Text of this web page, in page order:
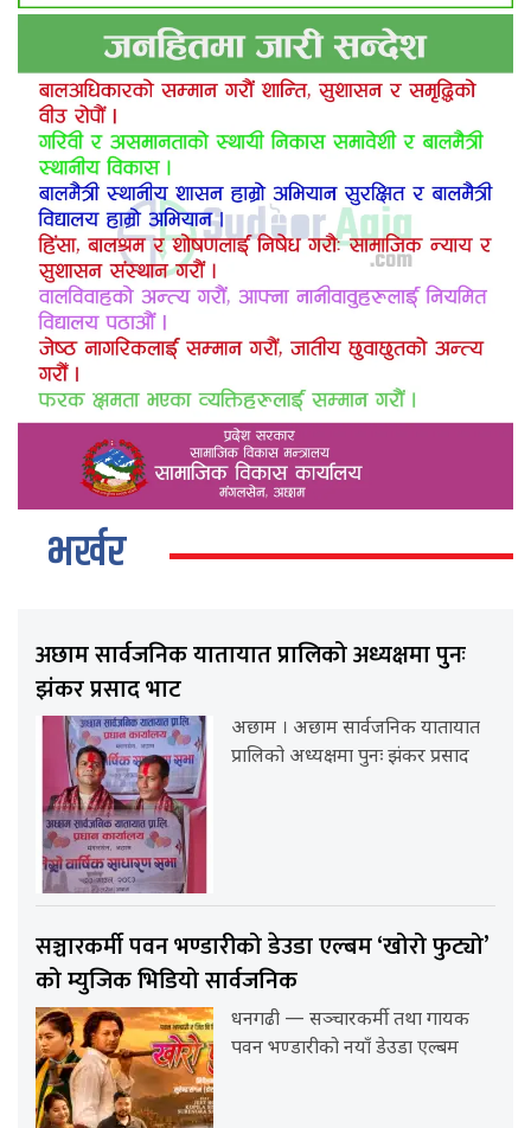
भर्खर
अछाम सार्वजनिक यातायात प्रालिको अध्यक्षमा पुनः
झंकर प्रसाद भाट
अछाम । अछाम सार्वजनिक यातायात
प्रालिको अध्यक्षमा पुनः झंकर प्रसाद
सञ्चारकर्मी पवन भण्डारीको डेउडा एल्बम ‘खोरो फुट्यो’
को म्युजिक भिडियो सार्वजनिक
धनगढी — सञ्चारकर्मी तथा गायक
पवन भण्डारीको नयाँ डेउडा एल्बम